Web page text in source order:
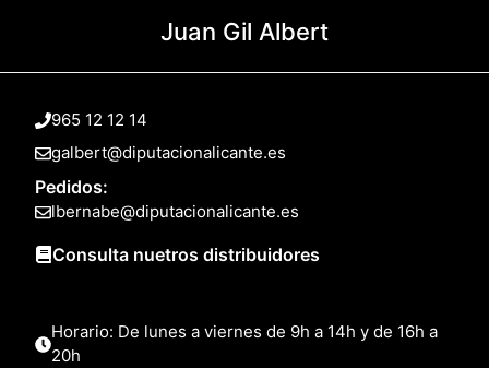
Juan Gil Albert
965 12 12 14
galbert@diputacionalicante.es
Pedidos:
lbernabe@diputacionalicante.es
Consulta nuetros distribuidores
Horario: De lunes a viernes de 9h a 14h y de 16h a
20h